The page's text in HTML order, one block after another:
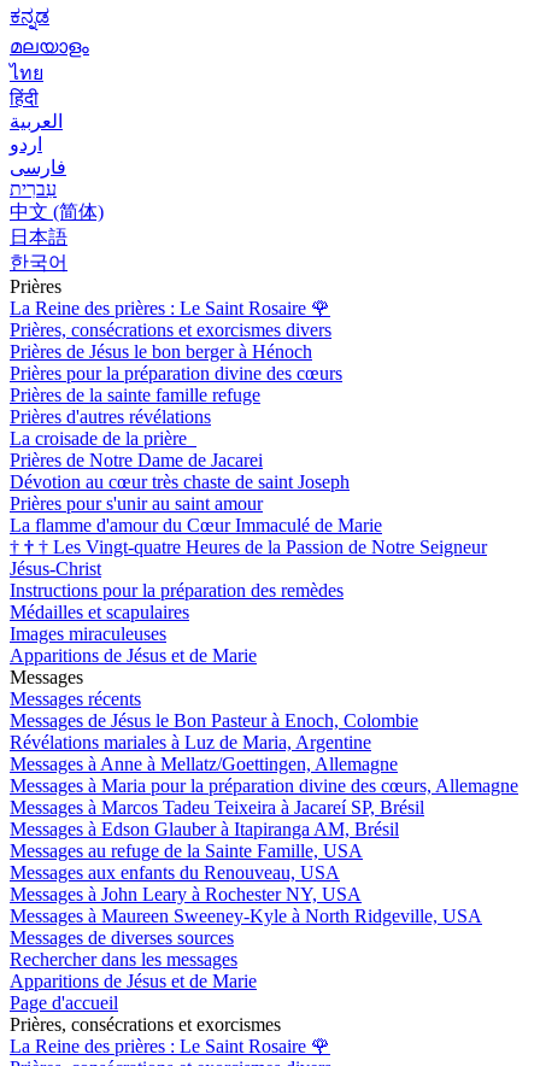
ಕನ್ನಡ
മലയാളം
ไทย
हिंदी
العربية
اردو
فارسی
עִברִית
中文 (简体)
日本語
한국어
Prières
La Reine des prières : Le Saint Rosaire 🌹
Prières, consécrations et exorcismes divers
Prières de Jésus le bon berger à Hénoch
Prières pour la préparation divine des cœurs
Prières de la sainte famille refuge
Prières d'autres révélations
La croisade de la prière
Prières de Notre Dame de Jacarei
Dévotion au cœur très chaste de saint Joseph
Prières pour s'unir au saint amour
La flamme d'amour du Cœur Immaculé de Marie
† † † Les Vingt-quatre Heures de la Passion de Notre Seigneur
Jésus-Christ
Instructions pour la préparation des remèdes
Médailles et scapulaires
Images miraculeuses
Apparitions de Jésus et de Marie
Messages
Messages récents
Messages de Jésus le Bon Pasteur à Enoch, Colombie
Révélations mariales à Luz de Maria, Argentine
Messages à Anne à Mellatz/Goettingen, Allemagne
Messages à Maria pour la préparation divine des cœurs, Allemagne
Messages à Marcos Tadeu Teixeira à Jacareí SP, Brésil
Messages à Edson Glauber à Itapiranga AM, Brésil
Messages au refuge de la Sainte Famille, USA
Messages aux enfants du Renouveau, USA
Messages à John Leary à Rochester NY, USA
Messages à Maureen Sweeney-Kyle à North Ridgeville, USA
Messages de diverses sources
Rechercher dans les messages
Apparitions de Jésus et de Marie
Page d'accueil
Prières, consécrations et exorcismes
La Reine des prières : Le Saint Rosaire 🌹